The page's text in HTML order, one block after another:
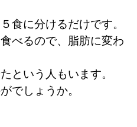
食に分けるだけです。
べるので、脂肪に変わ
という人もいます。
でしょうか。